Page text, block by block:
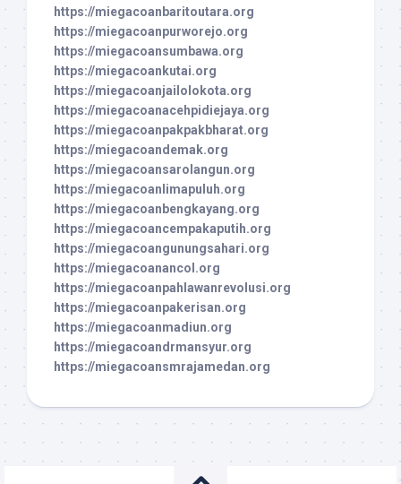
https://miegacoanbaritoutara.org
https://miegacoanpurworejo.org
https://miegacoansumbawa.org
https://miegacoankutai.org
https://miegacoanjailolokota.org
https://miegacoanacehpidiejaya.org
https://miegacoanpakpakbharat.org
https://miegacoandemak.org
https://miegacoansarolangun.org
https://miegacoanlimapuluh.org
https://miegacoanbengkayang.org
https://miegacoancempakaputih.org
https://miegacoangunungsahari.org
https://miegacoanancol.org
https://miegacoanpahlawanrevolusi.org
https://miegacoanpakerisan.org
https://miegacoanmadiun.org
https://miegacoandrmansyur.org
https://miegacoansmrajamedan.org